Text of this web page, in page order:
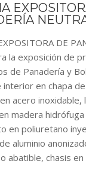
DE
la exposición de
de Panadería y
en chapa
acero
madera
en poliuretano
aluminio
abatible, chasis